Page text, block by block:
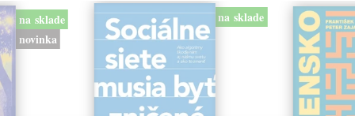
na sklade
novinka
na sklade